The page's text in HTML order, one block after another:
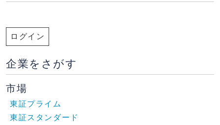
ログイン
企業をさがす
市場
東証プライム
東証スタンダード